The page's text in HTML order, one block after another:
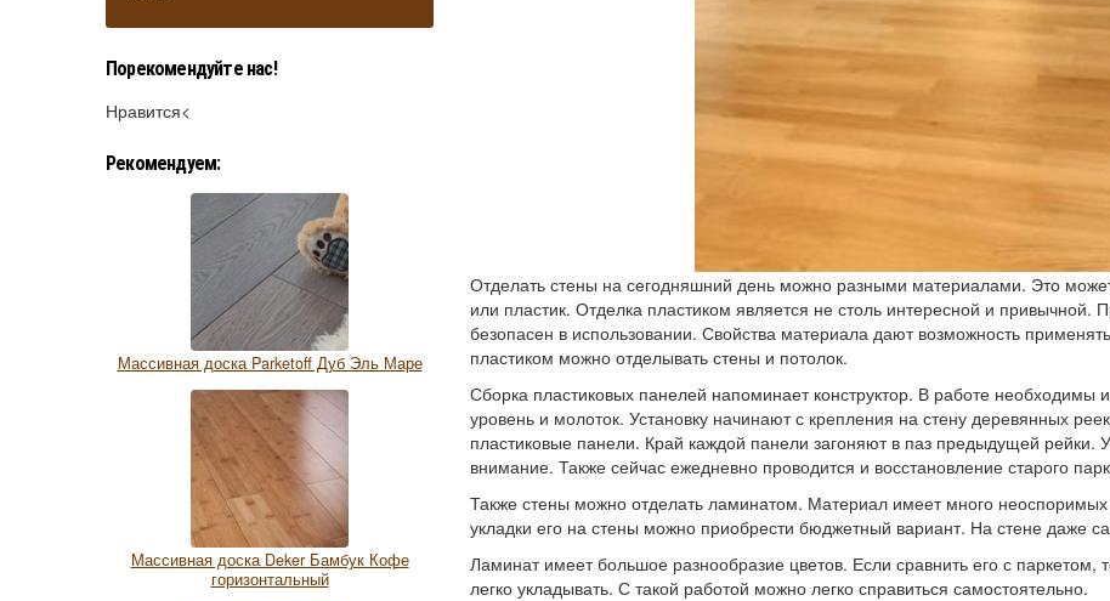
Порекомендуйте нас!
Нравится<
Рекомендуем:
Массивная доска Parketoff Дуб Эль Маре
Массивная доска Deker Бамбук Кофе
горизонтальный
Отделать стены на сегодняшний день можно разными материалами. Это
или пластик. Отделка пластиком является не столь интересной и привычной.
безопасен в использовании. Свойства материала дают возможность
пластиком можно отделывать стены и потолок.
Сборка пластиковых панелей напоминает конструктор. В работе
уровень и молоток. Установку начинают с крепления на стену деревянных
пластиковые панели. Край каждой панели загоняют в паз предыдущей рейки.
внимание. Также сейчас ежедневно проводится и восстановление старого
Также стены можно отделать ламинатом. Материал имеет много
укладки его на стены можно приобрести бюджетный вариант. На стене даже
Ламинат имеет большое разнообразие цветов. Если сравнить его с паркетом,
легко укладывать. С такой работой можно легко справиться самостоятельно.